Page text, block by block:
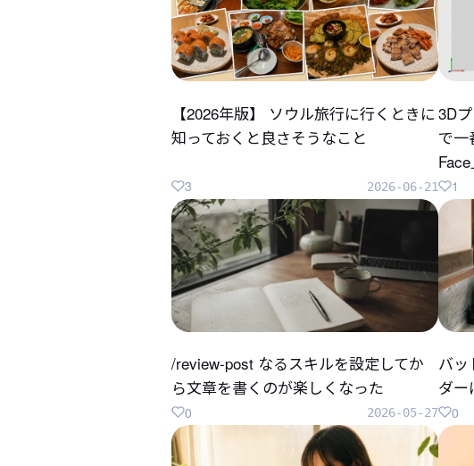
【2026年版】 ソウル旅行に行くときに
知っておくと良さそうなこと
2026-06-21
3
3D
で一
1
/review-post なるスキルを設定してか
ら文章を書くのが楽しくなった
2026-05-27
0
バッ
ダー
0